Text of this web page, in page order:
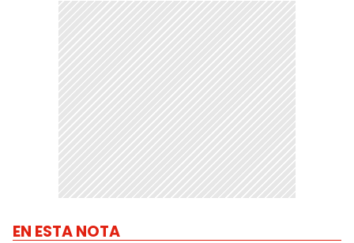
EN ESTA NOTA